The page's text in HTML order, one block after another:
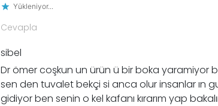
Yükleniyor...
Cevapla
sibel
Dr ömer coşkun un ürün ü bir boka yaramiyor
sen den tuvalet bekçi si anca olur insanlar ın
gidiyor ben senin o kel kafanı kırarım yap